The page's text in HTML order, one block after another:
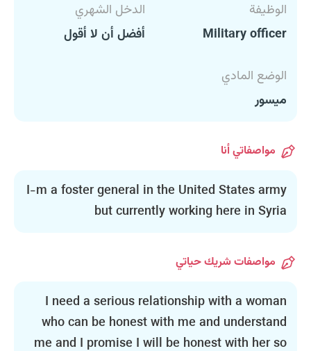
الوظيفة
Military officer
الدخل الشهري
أفضل أن لا أقول
الوضع المادي
ميسور
مواصفاتي أنا
I-m a foster general in the United States army
but currently working here in Syria
مواصفات شريك حياتي
I need a serious relationship with a woman
who can be honest with me and understand
me and I promise I will be honest with her so